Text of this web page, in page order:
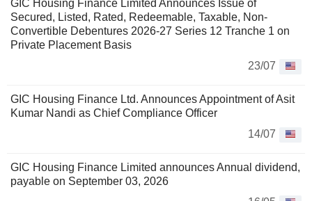
GIC Housing Finance Limited Announces Issue of
Secured, Listed, Rated, Redeemable, Taxable, Non-
Convertible Debentures 2026-27 Series 12 Tranche 1 on
Private Placement Basis
23/07
GIC Housing Finance Ltd. Announces Appointment of Asit
Kumar Nandi as Chief Compliance Officer
14/07
GIC Housing Finance Limited announces Annual dividend,
payable on September 03, 2026